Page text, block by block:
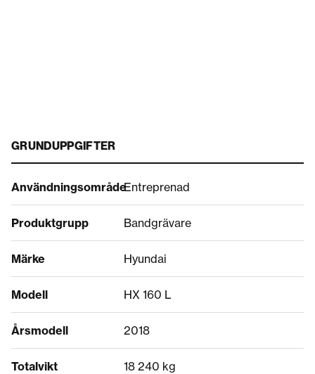
GRUNDUPPGIFTER
AnvändningsområdeEntreprenad
Produktgrupp Bandgrävare
Märke Hyundai
Modell HX 160 L
Årsmodell 2018
Totalvikt 18 240 kg